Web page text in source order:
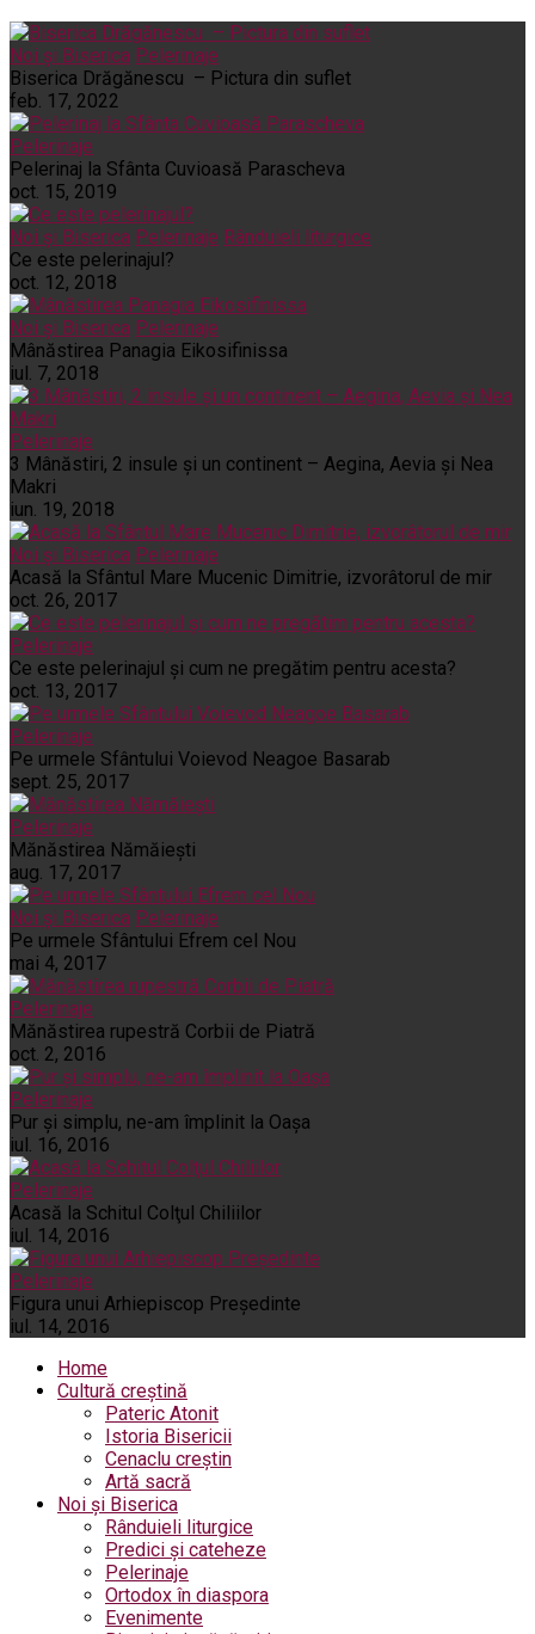
Noi și Biserica Pelerinaje
Biserica Drăgănescu – Pictura din suflet
feb. 17, 2022
Pelerinaje
Pelerinaj la Sfânta Cuvioasă Parascheva
oct. 15, 2019
Noi și Biserica Pelerinaje Rânduieli liturgice
Ce este pelerinajul?
oct. 12, 2018
Noi și Biserica Pelerinaje
Mânăstirea Panagia Eikosifinissa
iul. 7, 2018
Pelerinaje
3 Mânăstiri, 2 insule și un continent – Aegina, Aevia și Nea
Makri
iun. 19, 2018
Noi și Biserica Pelerinaje
Acasă la Sfântul Mare Mucenic Dimitrie, izvorâtorul de mir
oct. 26, 2017
Pelerinaje
Ce este pelerinajul şi cum ne pregătim pentru acesta?
oct. 13, 2017
Pelerinaje
Pe urmele Sfântului Voievod Neagoe Basarab
sept. 25, 2017
Pelerinaje
Mănăstirea Nămăiești
aug. 17, 2017
Noi și Biserica Pelerinaje
Pe urmele Sfântului Efrem cel Nou
mai 4, 2017
Pelerinaje
Mănăstirea rupestră Corbii de Piatră
oct. 2, 2016
Pelerinaje
Pur şi simplu, ne-am împlinit la Oaşa
iul. 16, 2016
Pelerinaje
Acasă la Schitul Colţul Chiliilor
iul. 14, 2016
Pelerinaje
Figura unui Arhiepiscop Preşedinte
iul. 14, 2016
Home
Cultură creștină
Pateric Atonit
Istoria Bisericii
Cenaclu creștin
Artă sacră
Noi și Biserica
Rânduieli liturgice
Predici și cateheze
Pelerinaje
Ortodox în diaspora
Evenimente